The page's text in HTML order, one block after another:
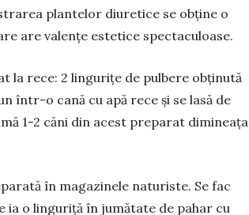
plantelor diuretice se obține o
are va­lențe estetice spectaculoase.
la rece: 2 lingurițe de pulbere obținută
într-o cană cu apă rece și se lasă de
1-2 căni din acest preparat dimineața
în magazinele naturiste. Se fac
ia o linguriță în jumătate de pahar cu